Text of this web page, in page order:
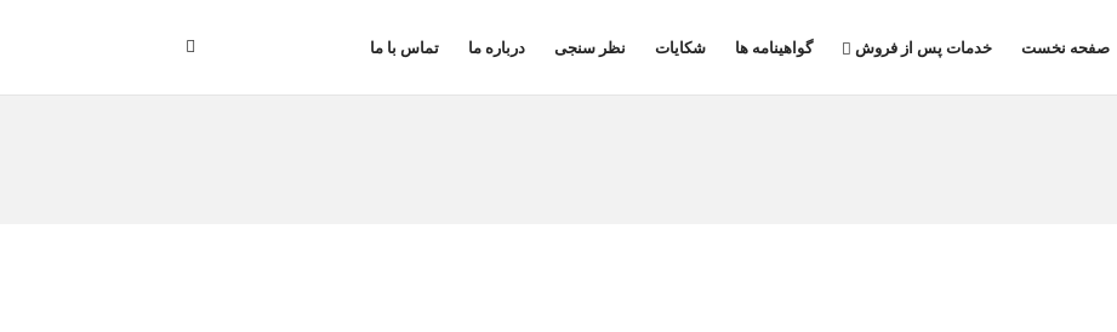
صفحه نخست خدمات پس از فروش گواهینامه ها شکایات نظر سنجی درباره ما تماس با ما